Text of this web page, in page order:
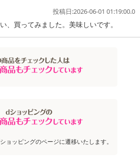
ご確認いただき、お届けする商品セット
えでお申し込みください。
ューアル(成分など含む)等により、参考
コードなど、お届け商品と多少異なる場
原料原産地表示制度]の経過措置期間の終
載の原産国・原材料の表記が旧表記の場
セル・返品交換は対応いたしかねます。
れております。
投稿日:2026-06-01 01:19:00.0
、買ってみました。美味しいです。
ョッピングのページに遷移いたします。